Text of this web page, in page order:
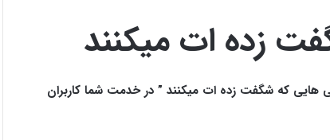
زده ات میکنند
هایی که شگفت زده ات میکنند ” در خدمت شما کاربران